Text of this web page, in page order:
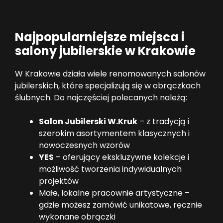
Najpopularniejsze miejsca i
salony jubilerskie w Krakowie
W Krakowie działa wiele renomowanych salonów
jubilerskich, które specjalizują się w obrączkach
ślubnych. Do najczęściej polecanych należą:
Salon Jubilerski W.Kruk – z tradycją i
szerokim asortymentem klasycznych i
nowoczesnych wzorów
YES – oferujący ekskluzywne kolekcje i
możliwość tworzenia indywidualnych
projektów
Małe, lokalne pracownie artystyczne –
gdzie możesz zamówić unikatowe, ręcznie
wykonane obrączki